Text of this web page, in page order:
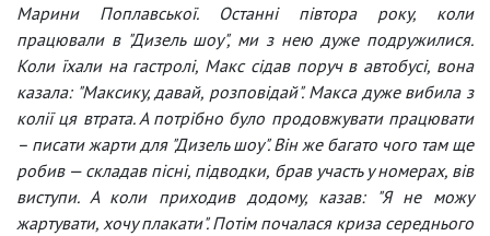
Марини Поплавської. Останні півтора року, коли
працювали в "Дизель шоу", ми з нею дуже подружилися.
Коли їхали на гастролі, Макс сідав поруч в автобусі, вона
казала: "Максику, давай, розповідай". Макса дуже вибила з
колії ця втрата. А потрібно було продовжувати працювати
– писати жарти для "Дизель шоу". Він же багато чого там ще
робив — складав пісні, підводки, брав участь у номерах, вів
виступи. А коли приходив додому, казав: "Я не можу
жартувати, хочу плакати". Потім почалася криза середнього